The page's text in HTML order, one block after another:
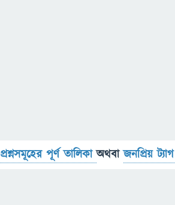
প্রশ্নসমূহের পূর্ণ তালিকাঅথবাজনপ্রিয় ট্যাগ